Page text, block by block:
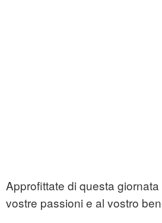
Approfittate di questa
vostre passioni e al vostro